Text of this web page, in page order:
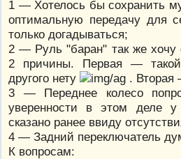
1 — Хотелось бы сохранить
оптимальную передачу для
только догадываться;
2 — Руль "баран" так же хочу
2 причины. Первая —
другого нету
. Вторая
3 — Переднее колесо
уверенности в этом деле
сказано ранее ввиду
4 — Задний переключатель
К вопросам: